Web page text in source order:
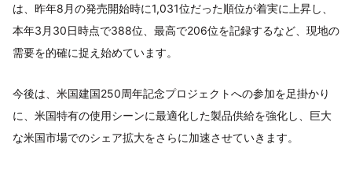
は、昨年8月の発売開始時に1,031位だった順位が着実に上昇し、
本年3月30日時点で388位、最高で206位を記録するなど、現地の
需要を的確に捉え始めています。
今後は、米国建国250周年記念プロジェクトへの参加を足掛かり
に、米国特有の使用シーンに最適化した製品供給を強化し、巨大
な米国市場でのシェア拡大をさらに加速させていきます。